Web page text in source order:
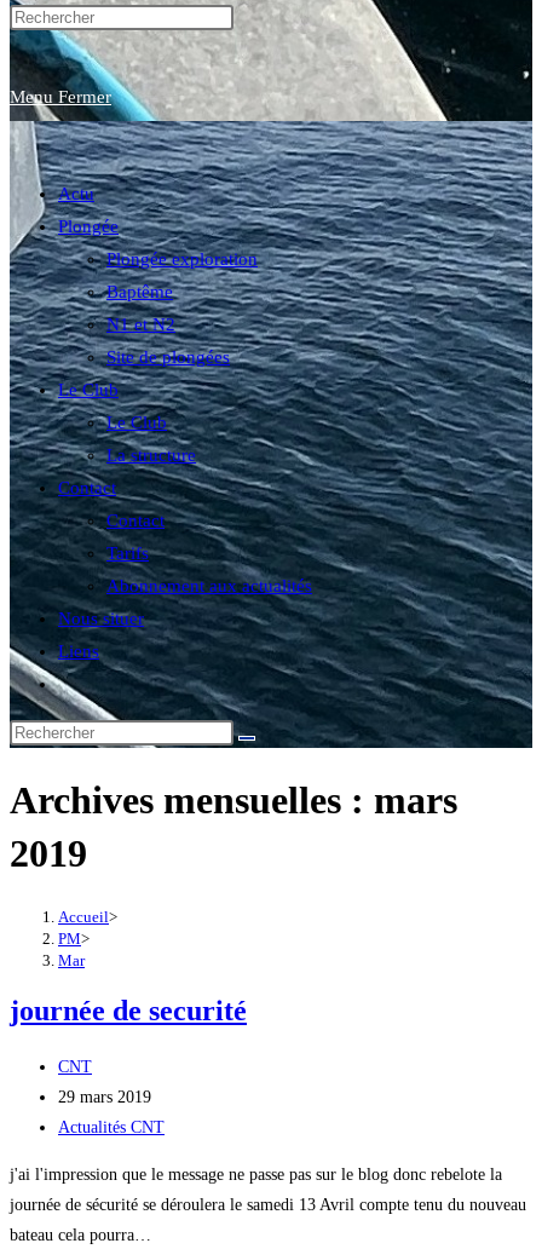
website
search
Menu Fermer
Actu
Plongée
Plongée exploration
Baptême
N1 et N2
Site de plongées
Le Club
Le Club
La structure
Contact
Contact
Tarifs
Abonnement aux actualités
Nous situer
Liens
Toggle
website
search
Archives mensuelles : mars
2019
Accueil>
PM>
Mar
journée de securité
Auteur/autrice
de
la
CNT
Publication
publiée :
29 mars 2019
Post
Actualités CNT
j'ai l'impression que le message ne passe pas sur le blog donc rebelote la
journée de sécurité se déroulera le samedi 13 Avril compte tenu du nouveau
bateau cela pourra…